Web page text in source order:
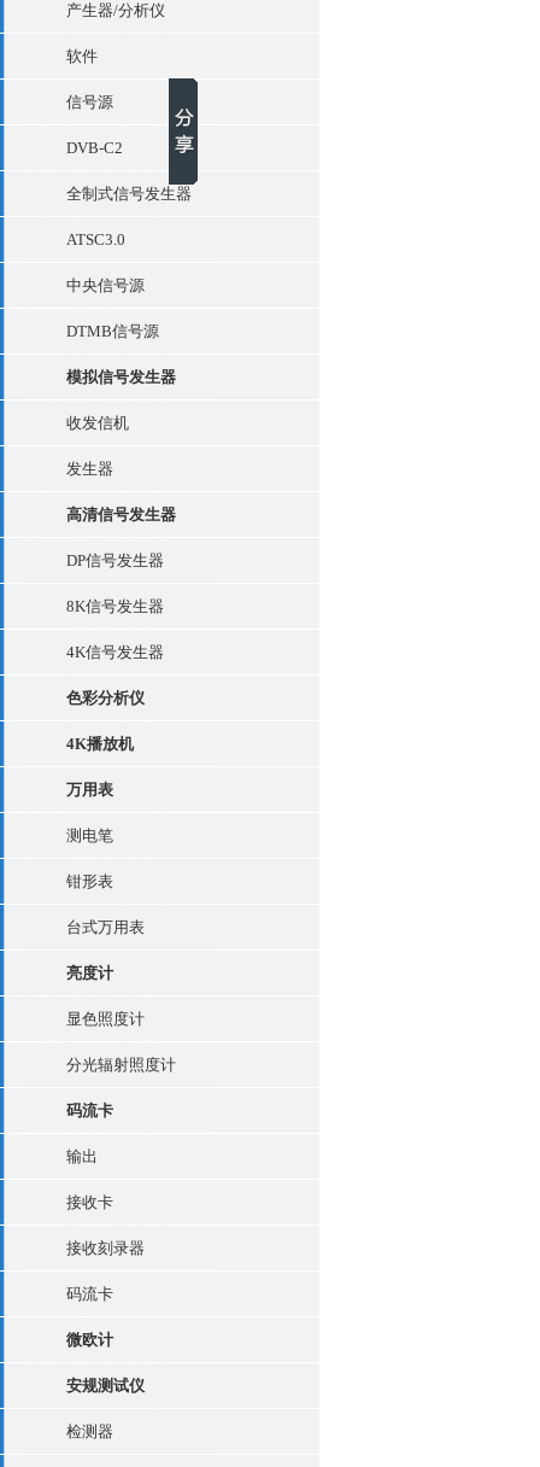
产生器/分析仪
软件
信号源
DVB-C2
全制式信号发生器
ATSC3.0
中央信号源
DTMB信号源
模拟信号发生器
收发信机
发生器
高清信号发生器
DP信号发生器
8K信号发生器
4K信号发生器
色彩分析仪
4K播放机
万用表
测电笔
钳形表
台式万用表
亮度计
显色照度计
分光辐射照度计
码流卡
输出
接收卡
接收刻录器
码流卡
微欧计
安规测试仪
检测器